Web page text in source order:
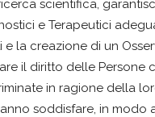
scientifica,
e Terapeutici
e la creazione di un
il diritto delle Persone
in ragione della
soddisfare, in modo